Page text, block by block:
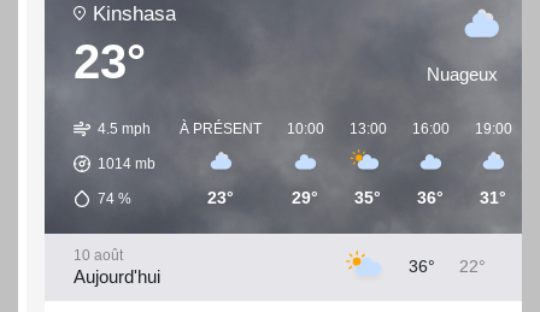
Kinshasa
23° Nuageux
4.5 mph
1014 mb
74 %
À PRÉSENT
23°
10:00
29°
13:00
35°
16:00
36°
19:00
31°
10 août
Aujourd'hui 36° 22°